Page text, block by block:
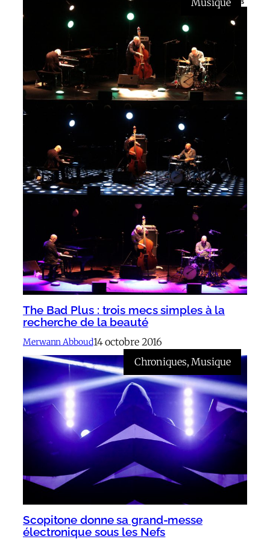
Musique
The Bad Plus : trois mecs simples à la
recherche de la beauté
Merwann Abboud14 octobre 2016
Chroniques, Musique
Scopitone donne sa grand-messe
électronique sous les Nefs